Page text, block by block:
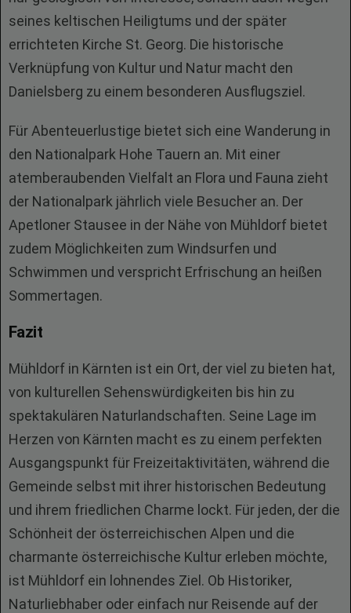
seines keltischen Heiligtums und der später
errichteten Kirche St. Georg. Die historische
Verknüpfung von Kultur und Natur macht den
Danielsberg zu einem besonderen Ausflugsziel.
Für Abenteuerlustige bietet sich eine Wanderung in
den Nationalpark Hohe Tauern an. Mit einer
atemberaubenden Vielfalt an Flora und Fauna zieht
der Nationalpark jährlich viele Besucher an. Der
Apetloner Stausee in der Nähe von Mühldorf bietet
zudem Möglichkeiten zum Windsurfen und
Schwimmen und verspricht Erfrischung an heißen
Sommertagen.
Fazit
Mühldorf in Kärnten ist ein Ort, der viel zu bieten hat,
von kulturellen Sehenswürdigkeiten bis hin zu
spektakulären Naturlandschaften. Seine Lage im
Herzen von Kärnten macht es zu einem perfekten
Ausgangspunkt für Freizeitaktivitäten, während die
Gemeinde selbst mit ihrer historischen Bedeutung
und ihrem friedlichen Charme lockt. Für jeden, der die
Schönheit der österreichischen Alpen und die
charmante österreichische Kultur erleben möchte,
ist Mühldorf ein lohnendes Ziel. Ob Historiker,
Naturliebhaber oder einfach nur Reisende auf der